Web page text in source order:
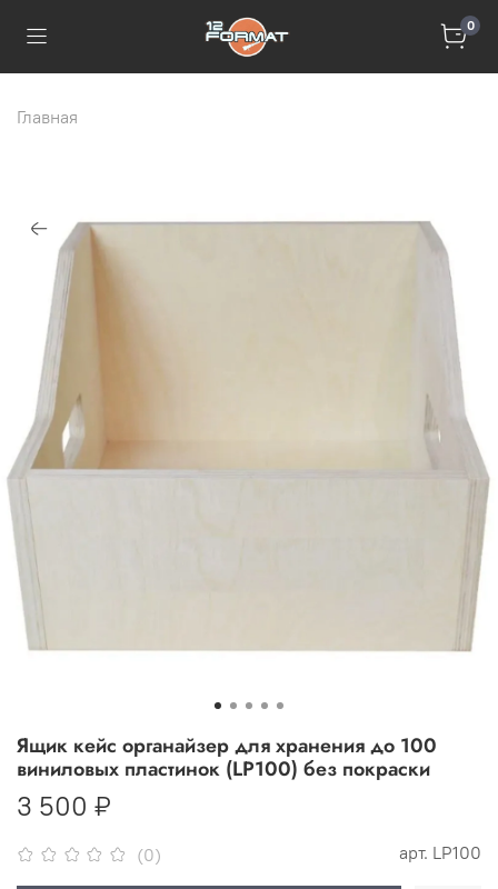
0
Главная
(0) арт. LP100
Ящик кейс органайзер для хранения до 100
виниловых пластинок (LP100) без покраски
3 500 ₽